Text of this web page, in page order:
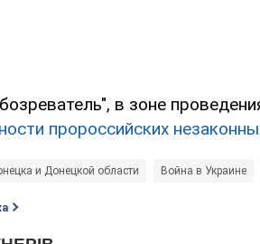
в зоне
пророссийских
и Донецкой области Война в Украине